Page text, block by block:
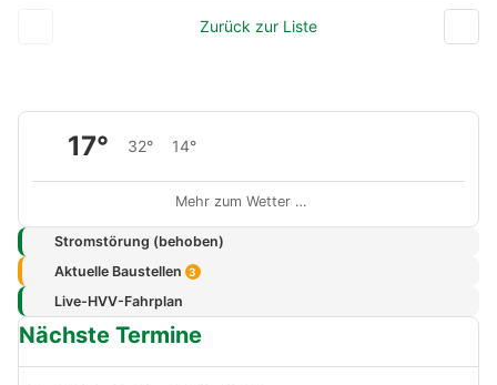
Zurück zur Liste
17° 32° 14°
Mehr zum Wetter …
Stromstörung (behoben)
Aktuelle Baustellen 3
Live-HVV-Fahrplan
Nächste Termine